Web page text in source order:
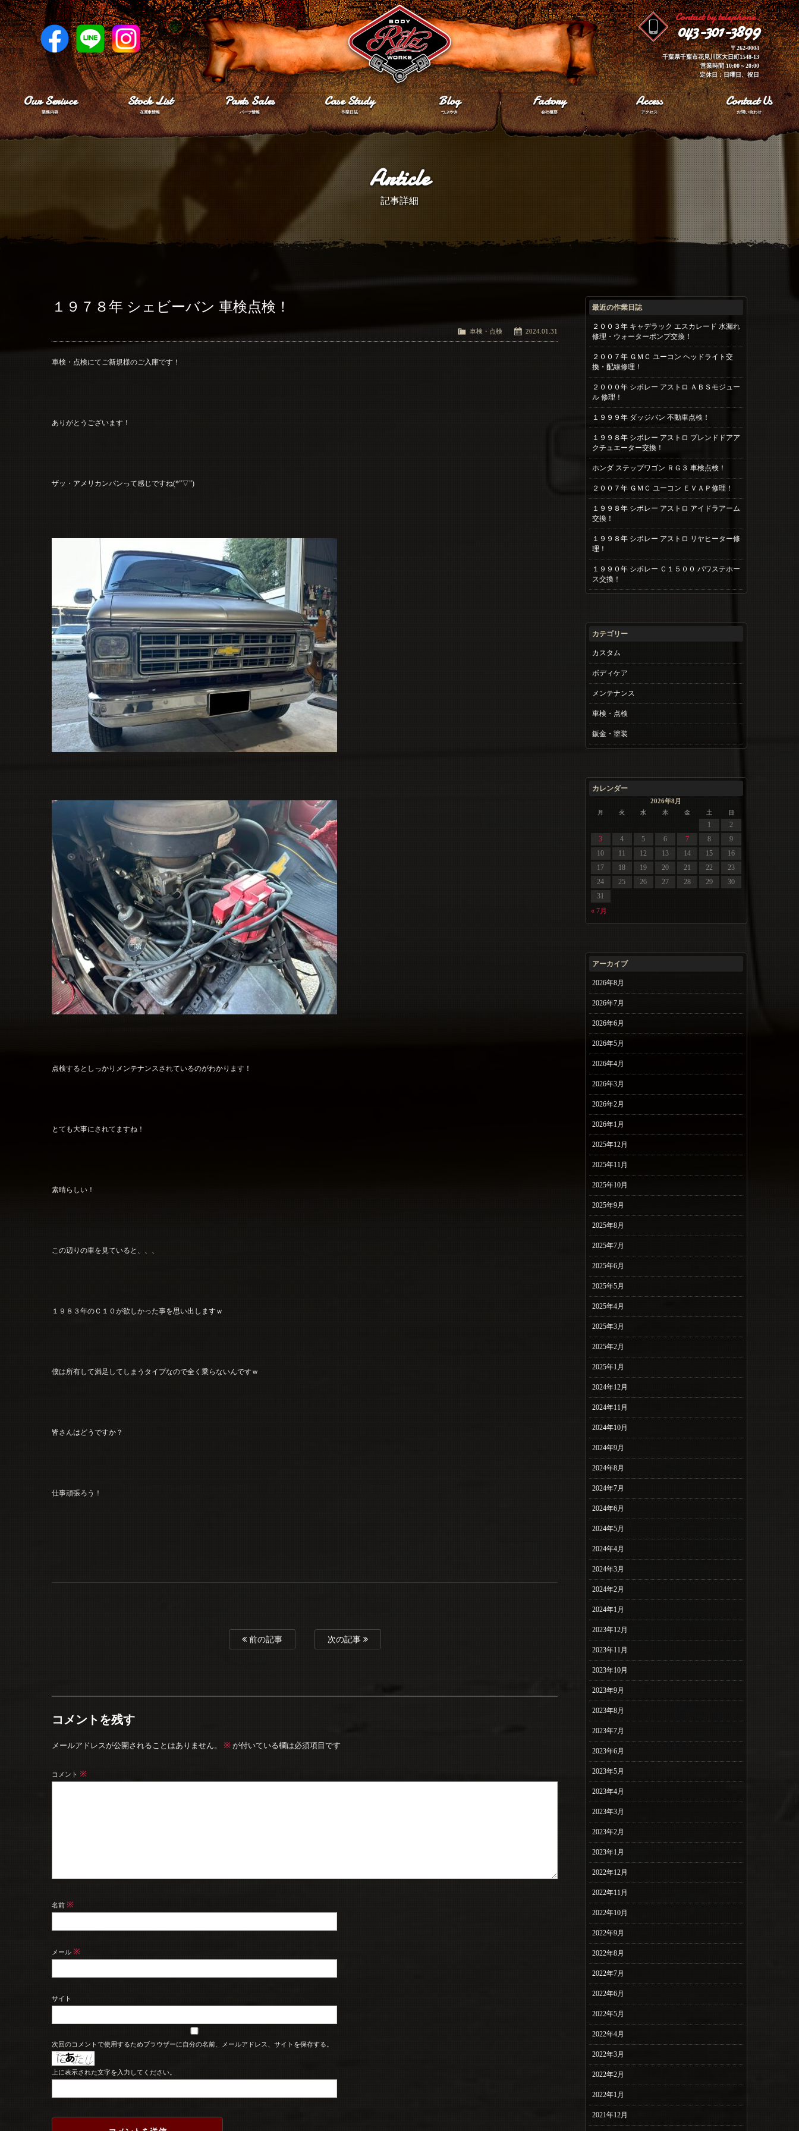
Contact by telephone.
043-301-3899
〒262-0004
千葉県千葉市花見川区大日町1548-13
営業時間 10:00～20:00
定休日：日曜日、祝日
Our Serivce
業務内容
Stock List
在庫車情報
Parts Sales
パーツ情報
Case Study
作業日誌
Blog
つぶやき
Factory
会社概要
Access
アクセス
Contact Us
お問い合わせ
Article
記事詳細
１９７８年 シェビーバン 車検点検！
2024.01.31
車検・点検
車検・点検にてご新規様のご入庫です！
ありがとうございます！
ザッ・アメリカンバンって感じですね(*”▽”)
点検するとしっかりメンテナンスされているのがわかります！
とても大事にされてますね！
素晴らしい！
この辺りの車を見ていると、、、
１９８３年のＣ１０が欲しかった事を思い出しますｗ
僕は所有して満足してしまうタイプなので全く乗らないんですｗ
皆さんはどうですか？
仕事頑張ろう！
前の記事 次の記事
コメントを残す
メールアドレスが公開されることはありません。 ※が付いている欄は必須項目です
コメント※
名前※
メール※
サイト
次回のコメントで使用するためブラウザーに自分の名前、メールアドレス、サイトを保存する。
上に表示された文字を入力してください。
最近の作業日誌
２００３年 キャデラック エスカレード 水漏れ
修理・ウォーターポンプ交換！
２００７年 ＧＭＣ ユーコン ヘッドライト交
換・配線修理！
２０００年 シボレー アストロ ＡＢＳモジュー
ル 修理！
１９９９年 ダッジバン 不動車点検！
１９９８年 シボレー アストロ ブレンドドアア
クチュエーター交換！
ホンダ ステップワゴン ＲＧ３ 車検点検！
２００７年 ＧＭＣ ユーコン ＥＶＡＰ修理！
１９９８年 シボレー アストロ アイドラアーム
交換！
１９９８年 シボレー アストロ リヤヒーター修
理！
１９９０年 シボレー Ｃ１５００ パワステホー
ス交換！
カテゴリー
カスタム
ボディケア
メンテナンス
車検・点検
鈑金・塗装
カレンダー
2026年8月
月 火 水 木 金 土 日
« 7月
1
2
3
4 5 6 7 8
9
10
11 12 13 14 15
16
17
18 19 20 21 22
23
24
25 26 27 28 29
30
31
アーカイブ
2026年8月
2026年7月
2026年6月
2026年5月
2026年4月
2026年3月
2026年2月
2026年1月
2025年12月
2025年11月
2025年10月
2025年9月
2025年8月
2025年7月
2025年6月
2025年5月
2025年4月
2025年3月
2025年2月
2025年1月
2024年12月
2024年11月
2024年10月
2024年9月
2024年8月
2024年7月
2024年6月
2024年5月
2024年4月
2024年3月
2024年2月
2024年1月
2023年12月
2023年11月
2023年10月
2023年9月
2023年8月
2023年7月
2023年6月
2023年5月
2023年4月
2023年3月
2023年2月
2023年1月
2022年12月
2022年11月
2022年10月
2022年9月
2022年8月
2022年7月
2022年6月
2022年5月
2022年4月
2022年3月
2022年2月
2022年1月
2021年12月